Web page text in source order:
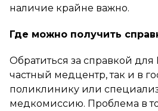
наличие крайне важно.
Где можно получить
Обратиться за справкой
частный медцентр, так и в
поликлинику или
медкомиссию. Проблема в